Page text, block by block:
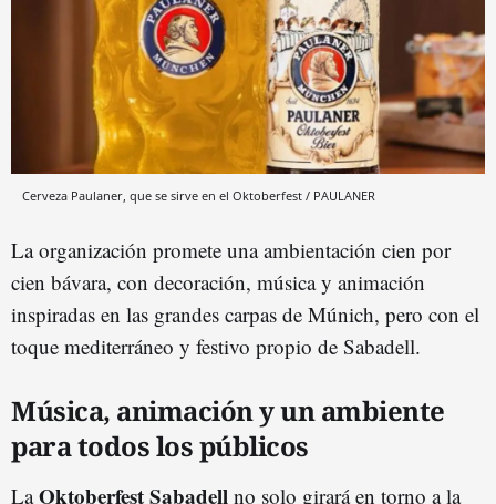
Cerveza Paulaner, que se sirve en el Oktoberfest / PAULANER
La organización promete una ambientación cien por
cien bávara, con decoración, música y animación
inspiradas en las grandes carpas de Múnich, pero con el
toque mediterráneo y festivo propio de Sabadell.
Música, animación y un ambiente
para todos los públicos
LaOktoberfest Sabadell no solo girará en torno a la